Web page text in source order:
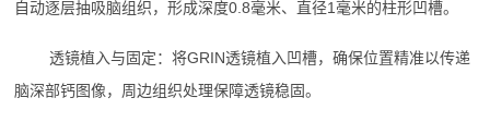
自动逐层抽吸脑组织，形成深度0.8毫米、直径1毫米的柱形凹槽。
透镜植入与固定：将GRIN透镜植入凹槽，确保位置精准以传递
脑深部钙图像，周边组织处理保障透镜稳固。